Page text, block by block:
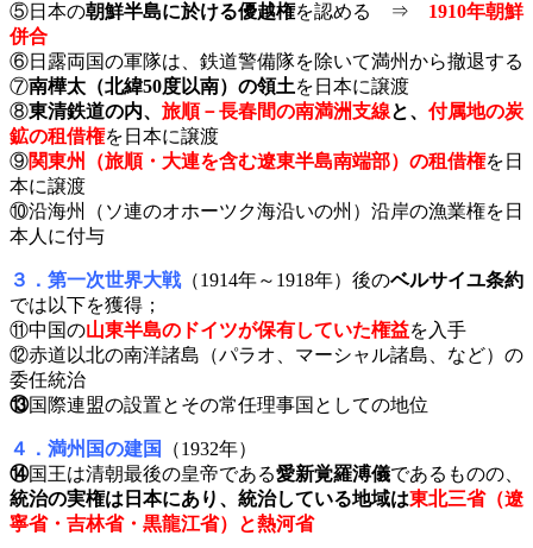
⑤日本の朝鮮半島に於ける優越権を認める ⇒ 1910年朝鮮
併合
⑥日露両国の軍隊は、鉄道警備隊を除いて満州から撤退する
⑦南樺太（北緯50度以南）の領土を日本に譲渡
⑧東清鉄道の内、 旅順－長春間の南満洲支線と、 付属地の炭
鉱の租借権を日本に譲渡
⑨関東州（旅順・大連を含む遼東半島南端部）の租借権を日
本に譲渡
⑩沿海州（ソ連のオホーツク海沿いの州）沿岸の漁業権を日
本人に付与
３．第一次世界大戦（1914年～1918年）後のベルサイユ条約
では以下を獲得；
⑪中国の山東半島のドイツが保有していた権益を入手
⑫赤道以北の南洋諸島（パラオ、マーシャル諸島、など）の
委任統治
⑬国際連盟の設置とその常任理事国としての地位
４．満州国の建国
（1932年）
⑭国王は清朝最後の皇帝である愛新覚羅溥儀であるものの、
統治の実権は日本にあり、統治している地域は東北三省（遼
寧省・吉林省・黒龍江省）と熱河省